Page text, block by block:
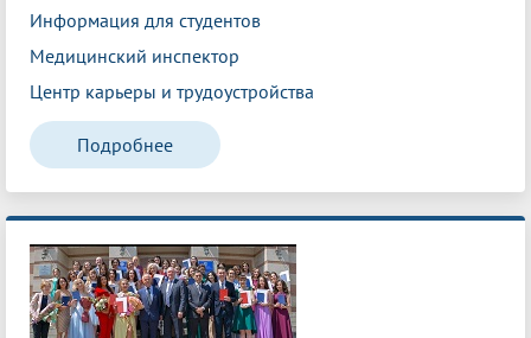
Информация для студентов
Медицинский инспектор
Центр карьеры и трудоустройства
Подробнее